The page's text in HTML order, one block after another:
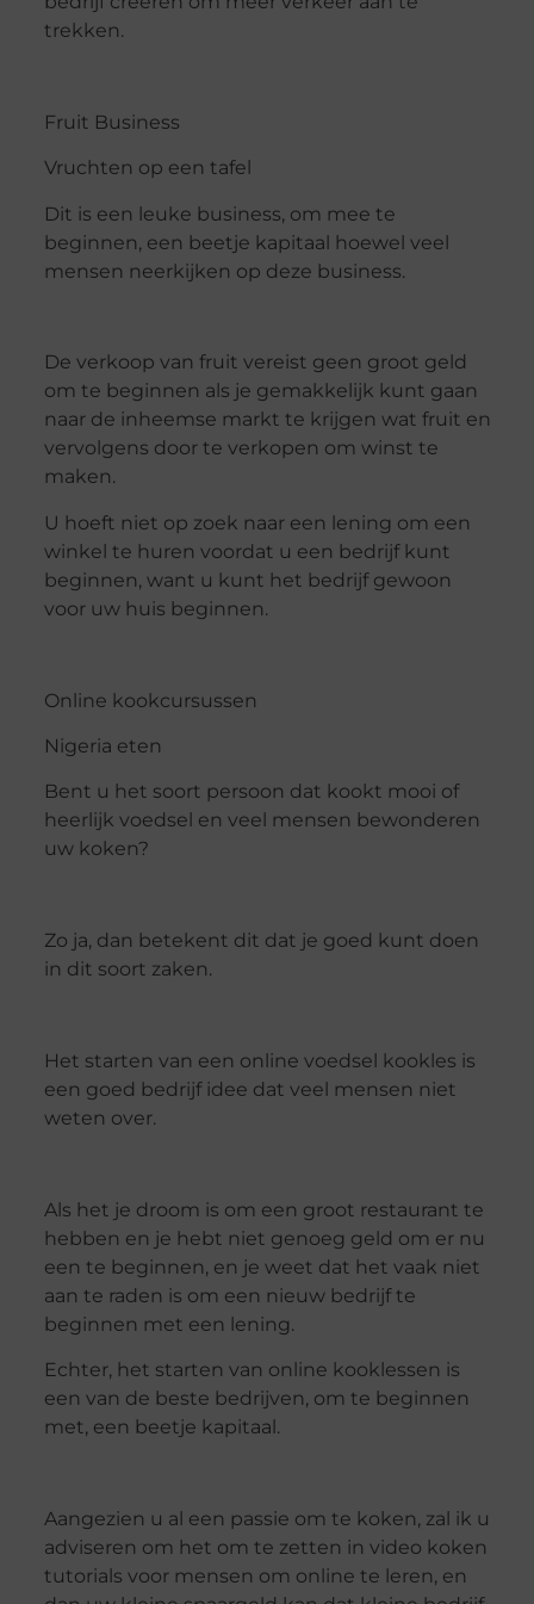
trekken.
Fruit Business
Vruchten op een tafel
Dit is een leuke business, om mee te
beginnen, een beetje kapitaal hoewel veel
mensen neerkijken op deze business.
De verkoop van fruit vereist geen groot geld
om te beginnen als je gemakkelijk kunt gaan
naar de inheemse markt te krijgen wat fruit en
vervolgens door te verkopen om winst te
maken.
U hoeft niet op zoek naar een lening om een
winkel te huren voordat u een bedrijf kunt
beginnen, want u kunt het bedrijf gewoon
voor uw huis beginnen.
Online kookcursussen
Nigeria eten
Bent u het soort persoon dat kookt mooi of
heerlijk voedsel en veel mensen bewonderen
uw koken?
Zo ja, dan betekent dit dat je goed kunt doen
in dit soort zaken.
Het starten van een online voedsel kookles is
een goed bedrijf idee dat veel mensen niet
weten over.
Als het je droom is om een groot restaurant te
hebben en je hebt niet genoeg geld om er nu
een te beginnen, en je weet dat het vaak niet
aan te raden is om een nieuw bedrijf te
beginnen met een lening.
Echter, het starten van online kooklessen is
een van de beste bedrijven, om te beginnen
met, een beetje kapitaal.
Aangezien u al een passie om te koken, zal ik u
adviseren om het om te zetten in video koken
tutorials voor mensen om online te leren, en